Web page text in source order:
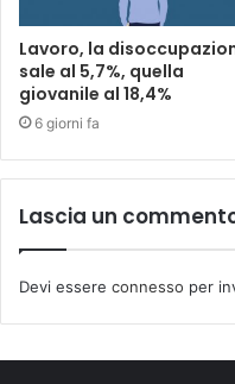
Lavoro, la
sale al 5,7%, quella
giovanile al 18,4%
6 giorni fa
Lascia un
Devi essere connesso per